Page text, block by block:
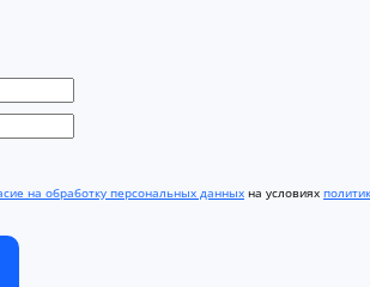
на обработку персональных данных на условиях